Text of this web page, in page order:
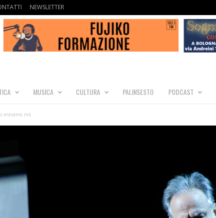
NEWSLETTER
MUSICA CULTURA PALINSESTO PODCAST
eravamo noi